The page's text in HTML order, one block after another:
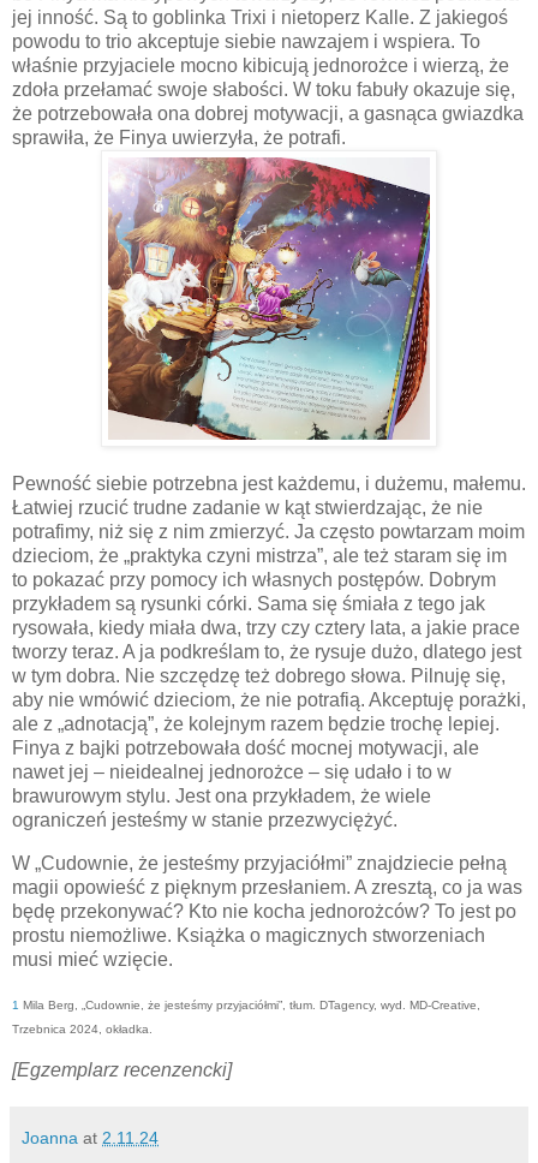
jej inność. Są to goblinka Trixi i nietoperz Kalle. Z jakiegoś
powodu to trio akceptuje siebie nawzajem i wspiera. To
właśnie przyjaciele mocno kibicują jednorożce i wierzą, że
zdoła przełamać swoje słabości. W toku fabuły okazuje się,
że potrzebowała ona dobrej motywacji, a gasnąca gwiazdka
sprawiła, że Finya uwierzyła, że potrafi.
Pewność siebie potrzebna jest każdemu, i dużemu, małemu.
Łatwiej rzucić trudne zadanie w kąt stwierdzając, że nie
potrafimy, niż się z nim zmierzyć. Ja często powtarzam moim
dzieciom, że „praktyka czyni mistrza”, ale też staram się im
to pokazać przy pomocy ich własnych postępów. Dobrym
przykładem są rysunki córki. Sama się śmiała z tego jak
rysowała, kiedy miała dwa, trzy czy cztery lata, a jakie prace
tworzy teraz. A ja podkreślam to, że rysuje dużo, dlatego jest
w tym dobra. Nie szczędzę też dobrego słowa. Pilnuję się,
aby nie wmówić dzieciom, że nie potrafią. Akceptuję porażki,
ale z „adnotacją”, że kolejnym razem będzie trochę lepiej.
Finya z bajki potrzebowała dość mocnej motywacji, ale
nawet jej – nieidealnej jednorożce – się udało i to w
brawurowym stylu. Jest ona przykładem, że wiele
ograniczeń jesteśmy w stanie przezwyciężyć.
W „Cudownie, że jesteśmy przyjaciółmi” znajdziecie pełną
magii opowieść z pięknym przesłaniem. A zresztą, co ja was
będę przekonywać? Kto nie kocha jednorożców? To jest po
prostu niemożliwe. Książka o magicznych stworzeniach
musi mieć wzięcie.
1 Mila Berg, „Cudownie, że jesteśmy przyjaciółmi”, tłum. DTagency, wyd. MD-Creative,
Trzebnica 2024, okładka.
[Egzemplarz recenzencki]
Joanna at 2.11.24